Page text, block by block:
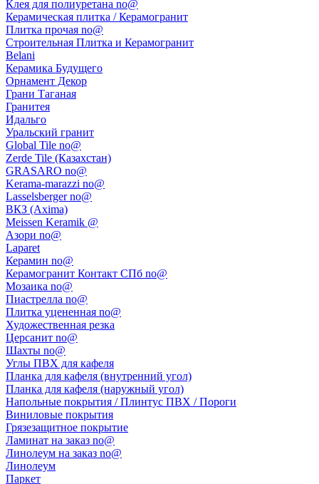
Клея для полиуретана no@
Керамическая плитка / Керамогранит
Плитка прочая no@
Строительная Плитка и Керамогранит
Belani
Керамика Будущего
Орнамент Декор
Грани Таганая
Гранитея
Идальго
Уральский гранит
Global Tile no@
Zerde Tile (Казахстан)
GRASARO no@
Kerama-marazzi no@
Lasselsberger no@
ВКЗ (Axima)
Meissen Keramik @
Азори no@
Laparet
Керамин no@
Керамогранит Контакт СПб no@
Мозаика no@
Пиастрелла no@
Плитка уцененная no@
Художественная резка
Церсанит no@
Шахты no@
Углы ПВХ для кафеля
Планка для кафеля (внутренний угол)
Планка для кафеля (наружный угол)
Напольные покрытия / Плинтус ПВХ / Пороги
Виниловые покрытия
Грязезащитное покрытие
Ламинат на заказ no@
Линолеум на заказ no@
Линолеум
Паркет